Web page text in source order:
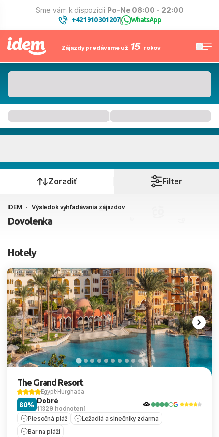
Sme vám k dispozícii Po-Ne 08:00 - 22:00
+421 910 301 207| WhatsApp
Zájazdy predávame už 15 rokov
Kedy cestujete?
Bratislava, Košice, Piešťany, Poprad
Zoradiť Filter
IDEM Výsledok vyhľadávania zájazdov
Dovolenka
Hotely
The Grand Resort
Egypt Hurghada
Dobré
11329 hodnotení
80%
Piesočná pláž
Ležadlá a slnečníky zdarma
Bar na pláži